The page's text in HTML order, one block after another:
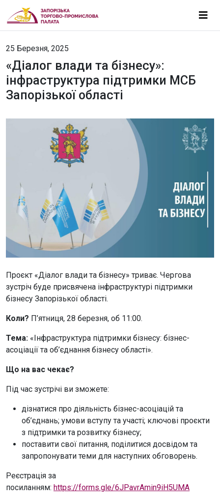
25 Березня, 2025
«Діалог влади та бізнесу»:
інфраструктура підтримки МСБ
Запорізької області
Проєкт «Діалог влади та бізнесу» триває. Чергова
зустріч буде присвячена інфраструктурі підтримки
бізнесу Запорізької області.
Коли? П’ятниця, 28 березня, об 11:00.
Тема: «Інфраструктура підтримки бізнесу: бізнес-
асоціації та об’єднання бізнесу області».
Що на вас чекає?
Під час зустрічі ви зможете:
дізнатися про діяльність бізнес-асоціацій та
об’єднань; умови вступу та участі; ключові проєкти
з підтримки та розвитку бізнесу;
поставити свої питання, поділитися досвідом та
запропонувати теми для наступних обговорень.
Реєстрація за
посиланням: https://forms.gle/6JPavrAmin9iH5UMA